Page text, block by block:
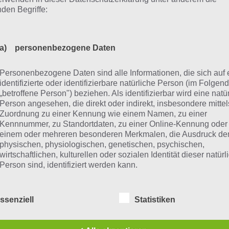
Level
GAR GAS
Level
2303
MOOR MOOS SOLO
Level
2304
DENK KERN KÖDER RÖMER
Level
2305
SINKT STIRN STINKT STRIKT
Level
SICHT STICH
Begriffe:
a) personenbezogene Daten
Personenbezogene Daten sind alle Informationen, die sich auf
identifizierte oder identifizierbare natürliche Person (im
„betroffene Person") beziehen. Als identifizierbar wird eine
Person angesehen, die direkt oder indirekt, insbesondere
Zuordnung zu einer Kennung wie einem Namen, zu einer
Kennnummer, zu Standortdaten, zu einer Online-Kennung oder
einem oder mehreren besonderen Merkmalen, die Ausdruck
physischen, physiologischen, genetischen, psychischen,
wirtschaftlichen, kulturellen oder sozialen Identität dieser
Person sind, identifiziert werden kann.
b) betroffene Person Statistiken